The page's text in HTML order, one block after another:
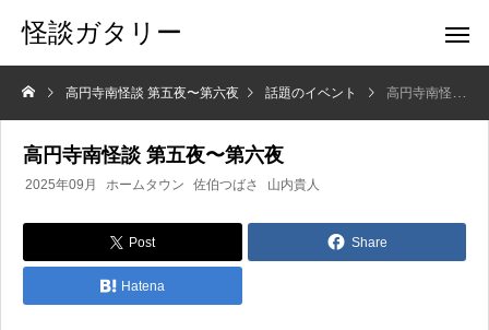
怪談ガタリー
高円寺南怪談 第五夜〜第六夜 話題のイベント 高円寺南怪談 第五夜〜第六夜
高円寺南怪談 第五夜〜第六夜
2025年09月 ホームタウン 佐伯つばさ 山内貴人
Post Share
Hatena